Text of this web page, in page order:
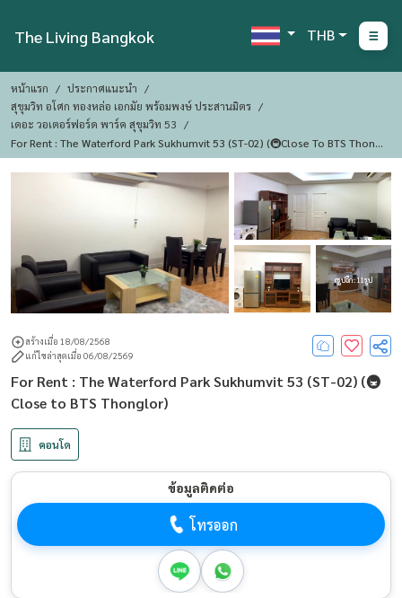
The Living Bangkok THB
หน้าแรก
ประกาศแนะนำ
สุขุมวิท อโศก ทองหล่อ เอกมัย พร้อมพงษ์ ประสานมิตร
เดอะ วอเตอร์ฟอร์ด พาร์ค สุขุมวิท 53
For Rent : The Waterford Park Sukhumvit 53 (ST-02) (🚇Close To BTS Thong
Lor)
ดูรูปอีก : 11 รูป
สร้างเมื่อ 18/08/2568
แก้ไขล่าสุดเมื่อ 06/08/2569
For Rent : The Waterford Park Sukhumvit 53 (ST-02) (🚇
Close to BTS Thonglor)
คอนโด
ข้อมูลติดต่อ
โทรออก